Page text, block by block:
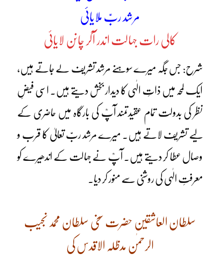
مرشد ربّ ملایائی
کالی رات جہالت اندر آکر چانن لایائی
شرح: جس جگہ میرے سوہنے مرشد تشریف لے جاتے ہیں،
ایک لمحہ میں ذاتِ الٰہی کا دیدار بخش دیتے ہیں۔ اسی فیضِ
نظر کی بدولت تمام عقیدتمند آپؒ کی بارگاہ میں حاضری کے
لیے تشریف لاتے ہیں۔ میرے مرشد ربّ تعالیٰ کا قرب و
وصال عطا کر دیتے ہیں۔ آپؒ نے جہالت کے اندھیرے کو
معرفتِ الٰہی کی روشنی سے منور کر دیا۔
سلطان العاشقین حضرت سخی سلطان محمد نجیب
الرحمٰن مدظلہ الاقدس کی